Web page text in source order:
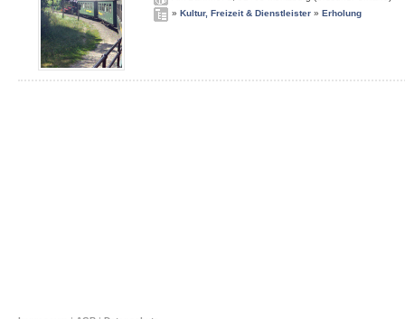
» Kultur, Freizeit & Dienstleister » Erholung